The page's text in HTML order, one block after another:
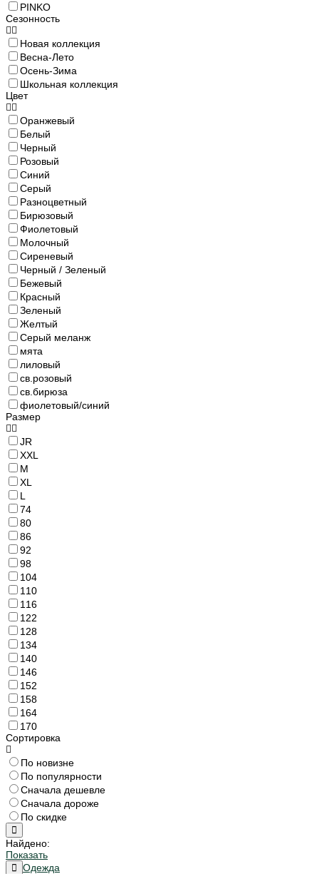
PINKO
Сезонность
Новая коллекция
Весна-Лето
Осень-Зима
Школьная коллекция
Цвет
Оранжевый
Белый
Черный
Розовый
Синий
Серый
Разноцветный
Бирюзовый
Фиолетовый
Молочный
Сиреневый
Черный / Зеленый
Бежевый
Красный
Зеленый
Желтый
Серый меланж
мята
лиловый
св.розовый
св.бирюза
фиолетовый/синий
Размер
JR
XXL
M
XL
L
74
80
86
92
98
104
110
116
122
128
134
140
146
152
158
164
170
Сортировка
По новизне
По популярности
Сначала дешевле
Сначала дороже
По скидке
Найдено:
Показать
Одежда